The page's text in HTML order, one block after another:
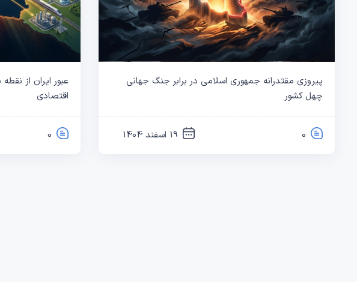
پیروزی مقتدرانه جمهوری اسلامی در برابر جنگ جهانی
چهل کشور
0 19 اسفند 1404
عبور ایران از
اقتصادی
0